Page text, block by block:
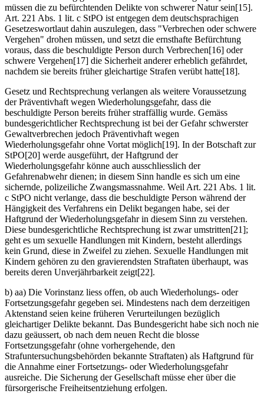
müssen die zu befürchtenden Delikte von schwerer Natur sein[15].
Art. 221 Abs. 1 lit. c StPO ist entgegen dem deutschsprachigen
Gesetzeswortlaut dahin auszulegen, dass "Verbrechen oder schwere
Vergehen" drohen müssen, und setzt die ernsthafte Befürchtung
voraus, dass die beschuldigte Person durch Verbrechen[16] oder
schwere Vergehen[17] die Sicherheit anderer erheblich gefährdet,
nachdem sie bereits früher gleichartige Strafen verübt hatte[18].
Gesetz und Rechtsprechung verlangen als weitere Voraussetzung
der Präventivhaft wegen Wiederholungsgefahr, dass die
beschuldigte Person bereits früher straffällig wurde. Gemäss
bundesgerichtlicher Rechtsprechung ist bei der Gefahr schwerster
Gewaltverbrechen jedoch Präventivhaft wegen
Wiederholungsgefahr ohne Vortat möglich[19]. In der Botschaft zur
StPO[20] werde ausgeführt, der Haftgrund der
Wiederholungsgefahr könne auch ausschliesslich der
Gefahrenabwehr dienen; in diesem Sinn handle es sich um eine
sichernde, polizeiliche Zwangsmassnahme. Weil Art. 221 Abs. 1 lit.
c StPO nicht verlange, dass die beschuldigte Person während der
Hängigkeit des Verfahrens ein Delikt begangen habe, sei der
Haftgrund der Wiederholungsgefahr in diesem Sinn zu verstehen.
Diese bundesgerichtliche Rechtsprechung ist zwar umstritten[21];
geht es um sexuelle Handlungen mit Kindern, besteht allerdings
kein Grund, diese in Zweifel zu ziehen. Sexuelle Handlungen mit
Kindern gehören zu den gravierendsten Straftaten überhaupt, was
bereits deren Unverjährbarkeit zeigt[22].
b) aa) Die Vorinstanz liess offen, ob auch Wiederholungs- oder
Fortsetzungsgefahr gegeben sei. Mindestens nach dem derzeitigen
Aktenstand seien keine früheren Verurteilungen bezüglich
gleichartiger Delikte bekannt. Das Bundesgericht habe sich noch nie
dazu geäussert, ob nach dem neuen Recht die blosse
Fortsetzungsgefahr (ohne vorhergehende, den
Strafuntersuchungsbehörden bekannte Straftaten) als Haftgrund für
die Annahme einer Fortsetzungs- oder Wiederholungsgefahr
ausreiche. Die Sicherung der Gesellschaft müsse eher über die
fürsorgerische Freiheitsentziehung erfolgen.